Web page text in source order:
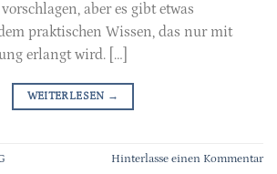
aber es gibt etwas
praktischen Wissen, das nur mit
erlangt wird. […]
WEITERLESEN →
Hinterlasse einen Kommentar